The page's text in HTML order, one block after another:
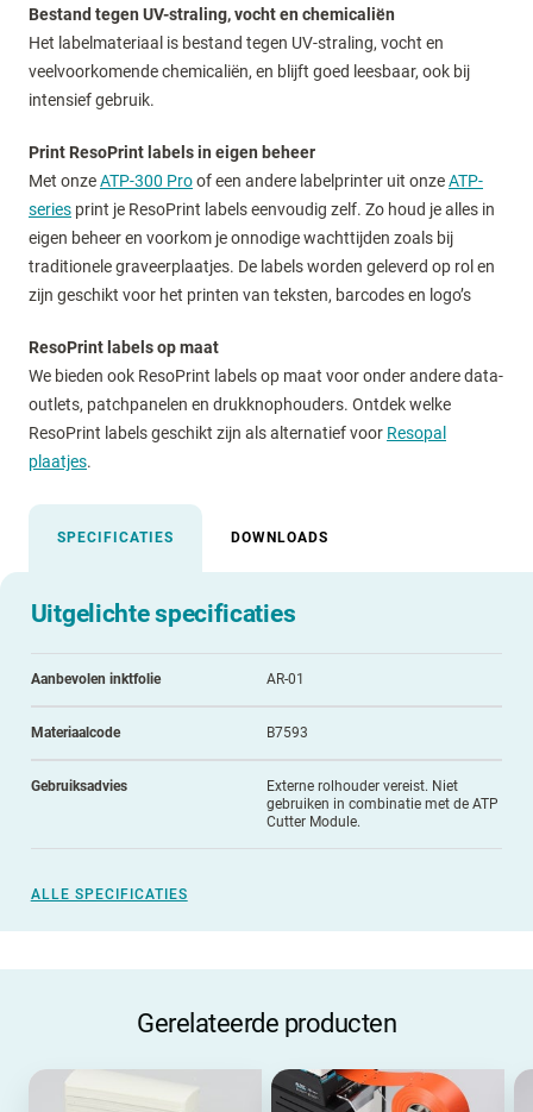
Bestand tegen UV-straling, vocht en chemicaliën
Het labelmateriaal is bestand tegen UV-straling, vocht en
veelvoorkomende chemicaliën, en blijft goed leesbaar, ook bij
intensief gebruik.
Print ResoPrint labels in eigen beheer
Met onzeATP-300 Proof een andere labelprinter uit onzeATP-
series print je ResoPrint labels eenvoudig zelf. Zo houd je alles in
eigen beheer en voorkom je onnodige wachttijden zoals bij
traditionele graveerplaatjes. De labels worden geleverd op rol en
zijn geschikt voor het printen van teksten, barcodes en logo’s
ResoPrint labels op maat
We bieden ook ResoPrint labels op maat voor onder andere data-
outlets, patchpanelen en drukknophouders. Ontdek welke
ResoPrint labels geschikt zijn als alternatief voor Resopal
plaatjes.
SPECIFICATIES DOWNLOADS
Uitgelichte specificaties
Aanbevolen inktfolie AR-01
Materiaalcode B7593
Gebruiksadvies
Externe rolhouder vereist. Niet
gebruiken in combinatie met de ATP
Cutter Module.
ALLE SPECIFICATIES
Gerelateerde producten